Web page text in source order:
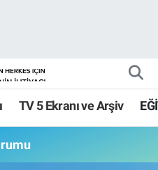
TV 5 Ekranı ve Arşiv